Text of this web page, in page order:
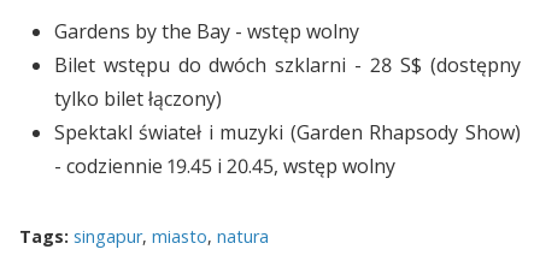
Gardens by the Bay - wstęp wolny
Bilet wstępu do dwóch szklarni - 28 S$ (dostępny
tylko bilet łączony)
Spektakl świateł i muzyki (Garden Rhapsody Show)
- codziennie 19.45 i 20.45, wstęp wolny
Tags: singapur, miasto, natura